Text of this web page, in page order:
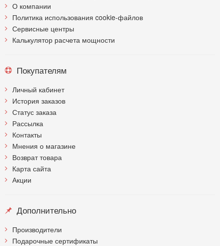
О компании
Политика использования cookie-файлов
Сервисные центры
Калькулятор расчета мощности
Покупателям
Личный кабинет
История заказов
Статус заказа
Рассылка
Контакты
Мнения о магазине
Возврат товара
Карта сайта
Акции
Дополнительно
Производители
Подарочные сертификаты